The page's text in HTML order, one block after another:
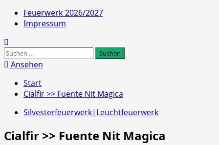
Primäres
Menü
Feuerwerk 2026/2027
Impressum
Suchen
nach:
Ansehen
Start
Cialfir >> Fuente Nit Magica
Silvesterfeuerwerk|Leuchtfeuerwerk
Cialfir >> Fuente Nit Magica